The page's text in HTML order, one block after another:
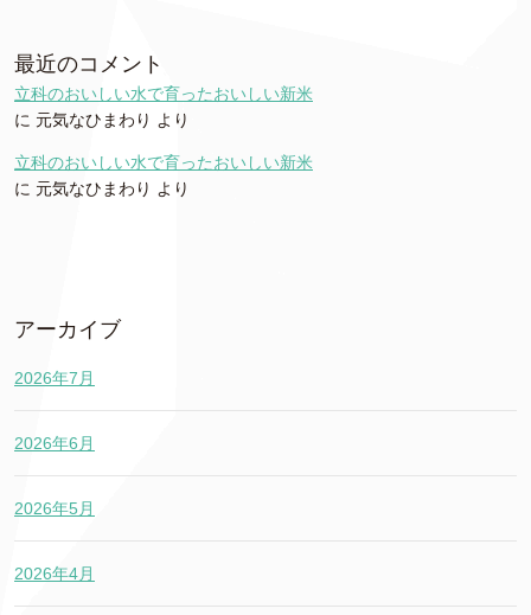
最近のコメント
立科のおいしい水で育ったおいしい新米
に 元気なひまわり より
立科のおいしい水で育ったおいしい新米
に 元気なひまわり より
アーカイブ
2026年7月
2026年6月
2026年5月
2026年4月